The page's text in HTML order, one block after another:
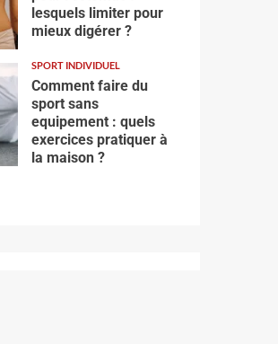
lesquels limiter pour
mieux digérer ?
SPORT INDIVIDUEL
Comment faire du
sport sans
equipement : quels
exercices pratiquer à
la maison ?